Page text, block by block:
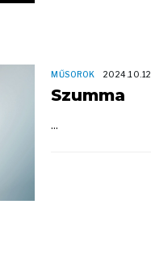
MŰSOROK 2024.10.12
Szumma
...